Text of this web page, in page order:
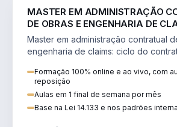
MASTER EM ADMINISTRAÇÃO
DE OBRAS E ENGENHARIA DE
Master em administração contratual
engenharia de claims: ciclo do
Formação 100% online e ao vivo, com
reposição
Aulas em 1 final de semana por mês
Base na Lei 14.133 e nos padrões